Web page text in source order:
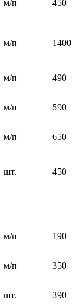
м/п 450
м/п 1400
м/п 490
м/п 590
м/п 650
шт. 450
м/п 190
м/п 350
шт. 390